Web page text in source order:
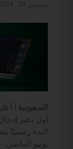
السعودية |
البدء رسميًا